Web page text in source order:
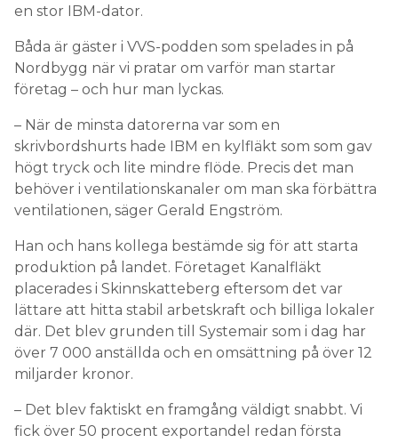
en stor IBM-dator.
Båda är gäster i VVS-podden som spelades in på
Nordbygg när vi pratar om varför man startar
företag – och hur man lyckas.
– När de minsta datorerna var som en
skrivbordshurts hade IBM en kylfläkt som som gav
högt tryck och lite mindre flöde. Precis det man
behöver i ventilationskanaler om man ska förbättra
ventilationen, säger Gerald Engström.
Han och hans kollega bestämde sig för att starta
produktion på landet. Företaget Kanalfläkt
placerades i Skinnskatteberg eftersom det var
lättare att hitta stabil arbetskraft och billiga lokaler
där. Det blev grunden till Systemair som i dag har
över 7 000 anställda och en omsättning på över 12
miljarder kronor.
– Det blev faktiskt en framgång väldigt snabbt. Vi
fick över 50 procent exportandel redan första